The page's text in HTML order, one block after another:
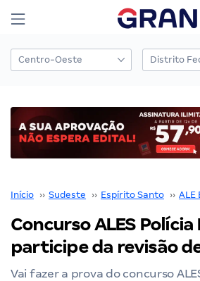
Início ›› Sudeste ›› Espírito Santo ›› ALE
Concurso ALES
participe da revisão
Vai fazer a prova do concurso